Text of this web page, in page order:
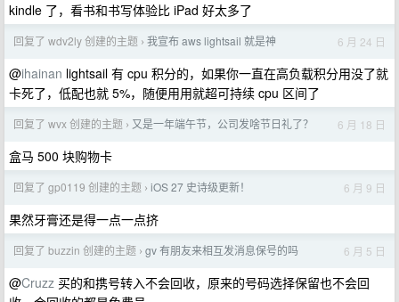
kindle 了，看书和书写体验比 iPad 好太多了
回复了 wdv2ly 创建的主题 › 我宣布 aws lightsail 就是神 6 月 24 日
@ihainan lightsail 有 cpu 积分的，如果你一直在高负载积分用没了就
卡死了，低配也就 5%，随便用用就超可持续 cpu 区间了
回复了 wvx 创建的主题 › 又是一年端午节，公司发啥节日礼了？ 6 月 18 日
盒马 500 块购物卡
回复了 gp0119 创建的主题 › iOS 27 史诗级更新！ 6 月 9 日
果然牙膏还是得一点一点挤
回复了 buzzin 创建的主题 › gv 有朋友来相互发消息保号的吗 6 月 5 日
@Cruzz 买的和携号转入不会回收，原来的号码选择保留也不会回